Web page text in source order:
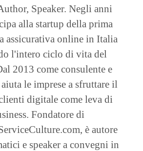
Speaker. Negli anni
alla startup della prima
assicurativa online in Italia
l'intero ciclo di vita del
2013 come consulente e
le imprese a sfruttare il
digitale come leva di
Fondatore di
è autore
e speaker a convegni in